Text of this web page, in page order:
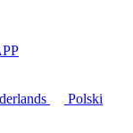
Polski